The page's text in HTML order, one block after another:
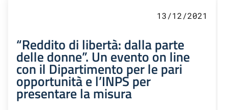
13/12/2021
“Reddito di libertà: dalla parte
delle donne”. Un evento on line
con il Dipartimento per le pari
opportunità e l’INPS per
presentare la misura